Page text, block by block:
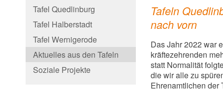
Tafel Quedlinburg
Tafel Halberstadt
Tafel Wernigerode
Aktuelles aus den Tafeln
Soziale Projekte
Tafeln
nach vorn
Das Jahr 2022 war
kräftezehrenden
statt Normalität
die wir alle zu
Ehrenamtlichen der